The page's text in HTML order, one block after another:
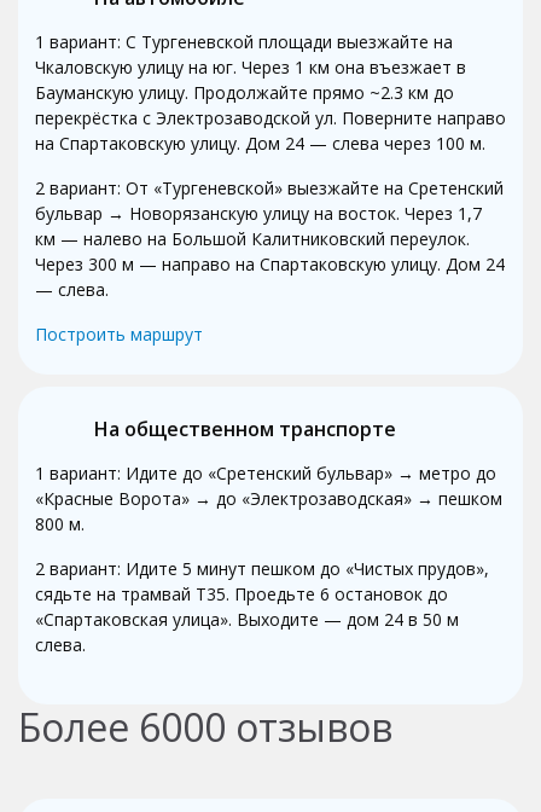
1 вариант: С Тургеневской площади выезжайте на
Чкаловскую улицу на юг. Через 1 км она въезжает в
Бауманскую улицу. Продолжайте прямо ~2.3 км до
перекрёстка с Электрозаводской ул. Поверните направо
на Спартаковскую улицу. Дом 24 — слева через 100 м.
2 вариант: От «Тургеневской» выезжайте на Сретенский
бульвар → Новорязанскую улицу на восток. Через 1,7
км — налево на Большой Калитниковский переулок.
Через 300 м — направо на Спартаковскую улицу. Дом 24
— слева.
Построить маршрут
На общественном транспорте
1 вариант: Идите до «Сретенский бульвар» → метро до
«Красные Ворота» → до «Электрозаводская» → пешком
800 м.
2 вариант: Идите 5 минут пешком до «Чистых прудов»,
сядьте на трамвай Т35. Проедьте 6 остановок до
«Спартаковская улица». Выходите — дом 24 в 50 м
слева.
Более 6000 отзывов